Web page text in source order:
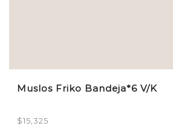
Muslos Friko Bandeja*6 V/K
$15,325